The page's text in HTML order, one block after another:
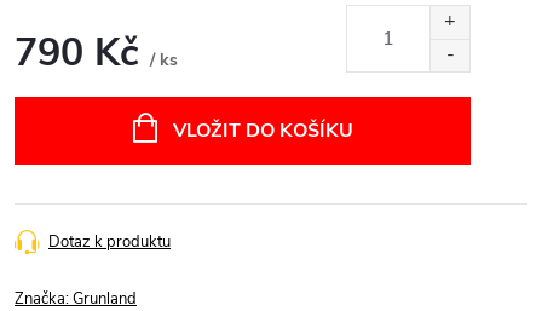
790 Kč / ks
VLOŽIT DO KOŠÍKU
Dotaz k produktu
Značka:Grunland